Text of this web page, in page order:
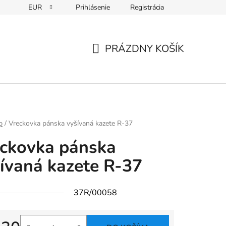
EUR Prihlásenie Registrácia
KOŠÍK
PRÁZDNY KOŠÍK
/ Vreckovka pánska vyšívaná kazete R-37
pánska
kazete R-37
37R/00058